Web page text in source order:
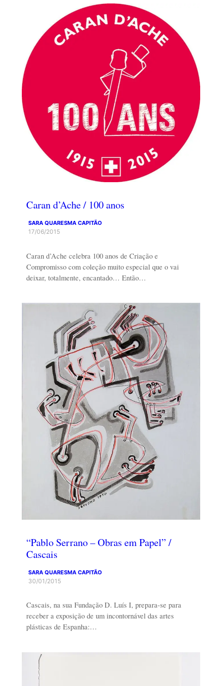
Caran d’Ache / 100 anos
SARA QUARESMA CAPITÃO
17/06/2015
Caran d’Ache celebra 100 anos de Criação e
Compromisso com coleção muito especial que o vai
deixar, totalmente, encantado… Então…
“Pablo Serrano – Obras em Papel” /
Cascais
SARA QUARESMA CAPITÃO
30/01/2015
Cascais, na sua Fundação D. Luís I, prepara-se para
receber a exposição de um incontornável das artes
plásticas de Espanha:…